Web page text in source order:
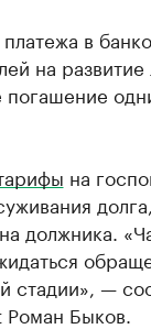
в
на развитие
на
должника.
стадии», —
Быков.